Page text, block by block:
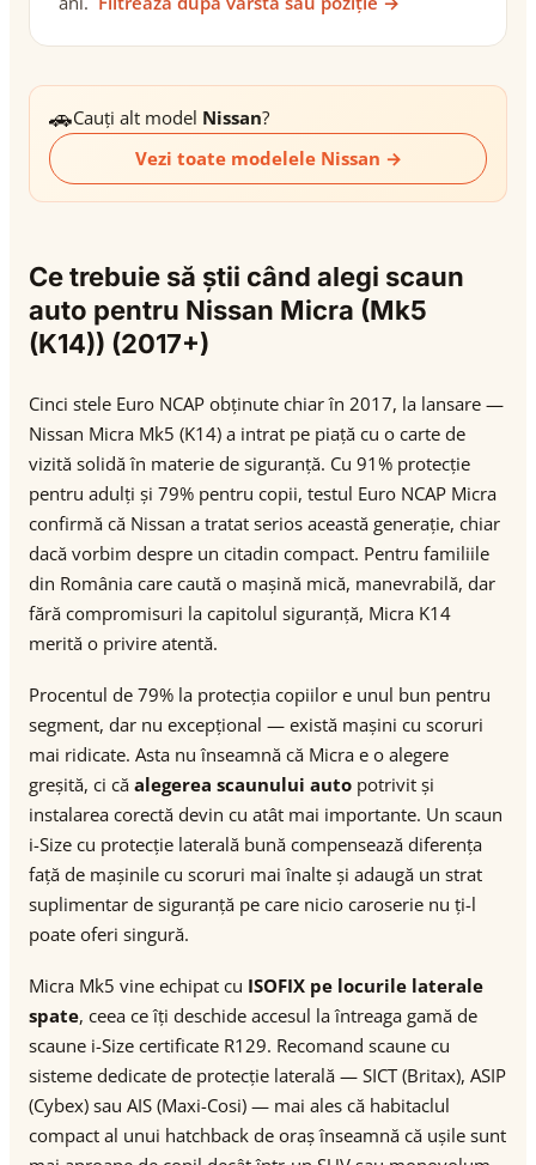
🚗Cauți alt model Nissan?
Vezi toate modelele Nissan →
Ce trebuie să știi când alegi scaun
auto pentru Nissan Micra (Mk5
(K14)) (2017+)
Cinci stele Euro NCAP obținute chiar în 2017, la lansare —
Nissan Micra Mk5 (K14) a intrat pe piață cu o carte de
vizită solidă în materie de siguranță. Cu 91% protecție
pentru adulți și 79% pentru copii, testul Euro NCAP Micra
confirmă că Nissan a tratat serios această generație, chiar
dacă vorbim despre un citadin compact. Pentru familiile
din România care caută o mașină mică, manevrabilă, dar
fără compromisuri la capitolul siguranță, Micra K14
merită o privire atentă.
Procentul de 79% la protecția copiilor e unul bun pentru
segment, dar nu excepțional — există mașini cu scoruri
mai ridicate. Asta nu înseamnă că Micra e o alegere
greșită, ci că alegerea scaunului auto potrivit și
instalarea corectă devin cu atât mai importante. Un scaun
i-Size cu protecție laterală bună compensează diferența
față de mașinile cu scoruri mai înalte și adaugă un strat
suplimentar de siguranță pe care nicio caroserie nu ți-l
poate oferi singură.
Micra Mk5 vine echipat cu ISOFIX pe locurile laterale
spate, ceea ce îți deschide accesul la întreaga gamă de
scaune i-Size certificate R129. Recomand scaune cu
sisteme dedicate de protecție laterală — SICT (Britax), ASIP
(Cybex) sau AIS (Maxi-Cosi) — mai ales că habitaclul
compact al unui hatchback de oraș înseamnă că ușile sunt